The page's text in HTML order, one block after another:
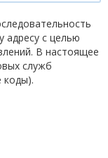
адресу с целью
В настоящее
служб
коды).